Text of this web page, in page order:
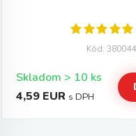
Kód: 380044
Skladom > 10 ks
4,59 EUR s DPH